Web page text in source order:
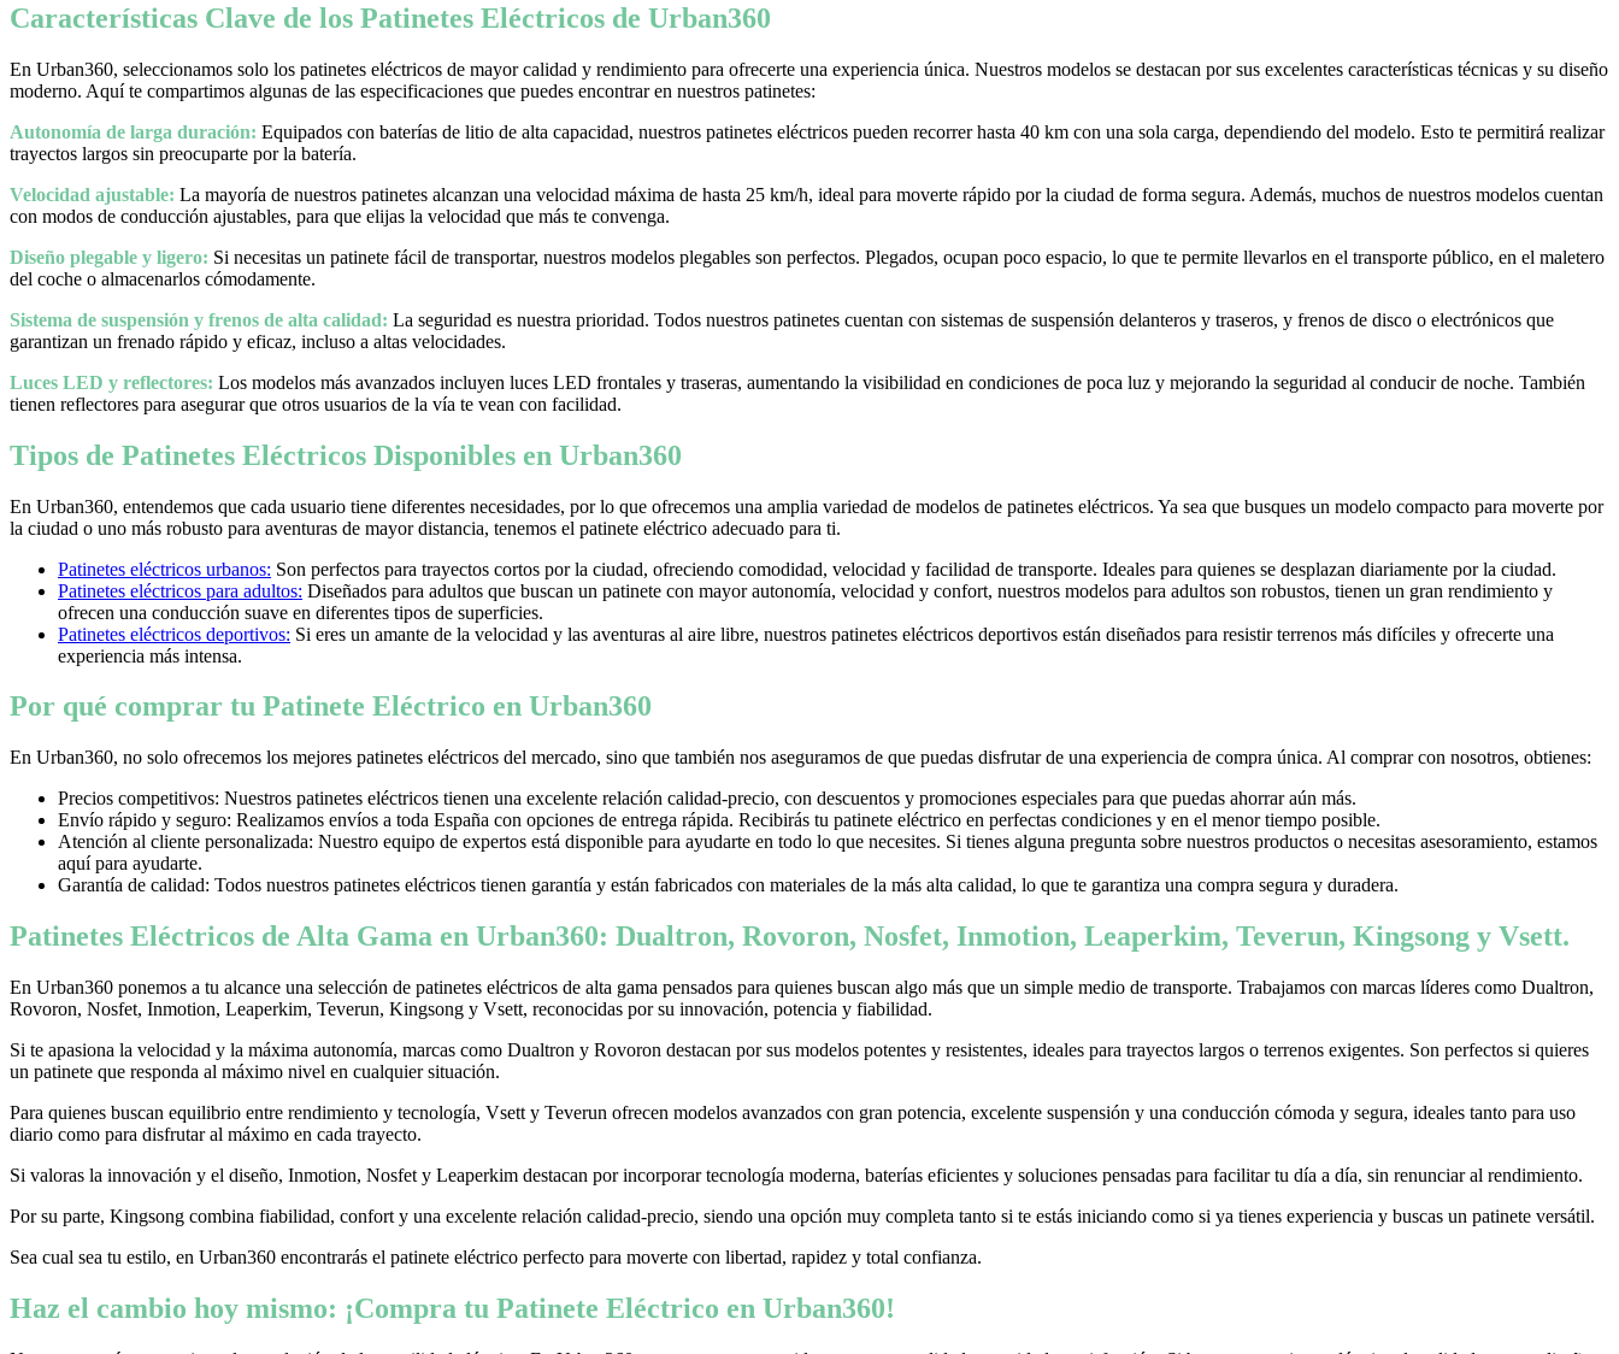
Características Clave de los Patinetes Eléctricos de Urban360
En Urban360, seleccionamos solo los patinetes eléctricos de mayor calidad y rendimiento para ofrecerte una experiencia única. Nuestros modelos se destacan por sus excelentes características técnicas y su diseño
moderno. Aquí te compartimos algunas de las especificaciones que puedes encontrar en nuestros patinetes:
Autonomía de larga duración: Equipados con baterías de litio de alta capacidad, nuestros patinetes eléctricos pueden recorrer hasta 40 km con una sola carga, dependiendo del modelo. Esto te permitirá realizar
trayectos largos sin preocuparte por la batería.
Velocidad ajustable: La mayoría de nuestros patinetes alcanzan una velocidad máxima de hasta 25 km/h, ideal para moverte rápido por la ciudad de forma segura. Además, muchos de nuestros modelos cuentan
con modos de conducción ajustables, para que elijas la velocidad que más te convenga.
Diseño plegable y ligero: Si necesitas un patinete fácil de transportar, nuestros modelos plegables son perfectos. Plegados, ocupan poco espacio, lo que te permite llevarlos en el transporte público, en el maletero
del coche o almacenarlos cómodamente.
Sistema de suspensión y frenos de alta calidad: La seguridad es nuestra prioridad. Todos nuestros patinetes cuentan con sistemas de suspensión delanteros y traseros, y frenos de disco o electrónicos que
garantizan un frenado rápido y eficaz, incluso a altas velocidades.
Luces LED y reflectores: Los modelos más avanzados incluyen luces LED frontales y traseras, aumentando la visibilidad en condiciones de poca luz y mejorando la seguridad al conducir de noche. También
tienen reflectores para asegurar que otros usuarios de la vía te vean con facilidad.
Tipos de Patinetes Eléctricos Disponibles en Urban360
En Urban360, entendemos que cada usuario tiene diferentes necesidades, por lo que ofrecemos una amplia variedad de modelos de patinetes eléctricos. Ya sea que busques un modelo compacto para moverte por
la ciudad o uno más robusto para aventuras de mayor distancia, tenemos el patinete eléctrico adecuado para ti.
Patinetes eléctricos urbanos: Son perfectos para trayectos cortos por la ciudad, ofreciendo comodidad, velocidad y facilidad de transporte. Ideales para quienes se desplazan diariamente por la ciudad.
Patinetes eléctricos para adultos: Diseñados para adultos que buscan un patinete con mayor autonomía, velocidad y confort, nuestros modelos para adultos son robustos, tienen un gran rendimiento y
ofrecen una conducción suave en diferentes tipos de superficies.
Patinetes eléctricos deportivos: Si eres un amante de la velocidad y las aventuras al aire libre, nuestros patinetes eléctricos deportivos están diseñados para resistir terrenos más difíciles y ofrecerte una
experiencia más intensa.
Por qué comprar tu Patinete Eléctrico en Urban360
En Urban360, no solo ofrecemos los mejores patinetes eléctricos del mercado, sino que también nos aseguramos de que puedas disfrutar de una experiencia de compra única. Al comprar con nosotros, obtienes:
Precios competitivos: Nuestros patinetes eléctricos tienen una excelente relación calidad-precio, con descuentos y promociones especiales para que puedas ahorrar aún más.
Envío rápido y seguro: Realizamos envíos a toda España con opciones de entrega rápida. Recibirás tu patinete eléctrico en perfectas condiciones y en el menor tiempo posible.
Atención al cliente personalizada: Nuestro equipo de expertos está disponible para ayudarte en todo lo que necesites. Si tienes alguna pregunta sobre nuestros productos o necesitas asesoramiento, estamos
aquí para ayudarte.
Garantía de calidad: Todos nuestros patinetes eléctricos tienen garantía y están fabricados con materiales de la más alta calidad, lo que te garantiza una compra segura y duradera.
Patinetes Eléctricos de Alta Gama en Urban360: Dualtron, Rovoron, Nosfet, Inmotion, Leaperkim, Teverun, Kingsong y Vsett.
En Urban360 ponemos a tu alcance una selección de patinetes eléctricos de alta gama pensados para quienes buscan algo más que un simple medio de transporte. Trabajamos con marcas líderes como Dualtron,
Rovoron, Nosfet, Inmotion, Leaperkim, Teverun, Kingsong y Vsett, reconocidas por su innovación, potencia y fiabilidad.
Si te apasiona la velocidad y la máxima autonomía, marcas como Dualtron y Rovoron destacan por sus modelos potentes y resistentes, ideales para trayectos largos o terrenos exigentes. Son perfectos si quieres
un patinete que responda al máximo nivel en cualquier situación.
Para quienes buscan equilibrio entre rendimiento y tecnología, Vsett y Teverun ofrecen modelos avanzados con gran potencia, excelente suspensión y una conducción cómoda y segura, ideales tanto para uso
diario como para disfrutar al máximo en cada trayecto.
Si valoras la innovación y el diseño, Inmotion, Nosfet y Leaperkim destacan por incorporar tecnología moderna, baterías eficientes y soluciones pensadas para facilitar tu día a día, sin renunciar al rendimiento.
Por su parte, Kingsong combina fiabilidad, confort y una excelente relación calidad-precio, siendo una opción muy completa tanto si te estás iniciando como si ya tienes experiencia y buscas un patinete versátil.
Sea cual sea tu estilo, en Urban360 encontrarás el patinete eléctrico perfecto para moverte con libertad, rapidez y total confianza.
Haz el cambio hoy mismo: ¡Compra tu Patinete Eléctrico en Urban360!